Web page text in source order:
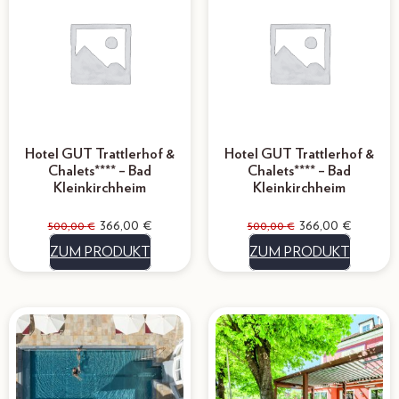
Hotel GUT Trattlerhof &
Chalets**** – Bad
Kleinkirchheim
500,00€ 366,00 €
ZUM PRODUKT
Hotel GUT Trattlerhof &
Chalets**** – Bad
Kleinkirchheim
500,00€ 366,00 €
ZUM PRODUKT